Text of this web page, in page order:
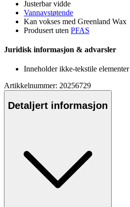
Justerbar vidde
Vannavstøtende
Kan vokses med Greenland Wax
Produsert uten PFAS
Juridisk informasjon & advarsler
Inneholder ikke-tekstile
Artikkelnummer: 20256729
Detaljert informasjon